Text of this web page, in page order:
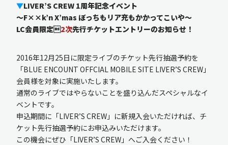
新規入会 ログイン
▼LIVER’S CREW 1周年記念イベント
～F××k’n X’mas ぼっちもリア充もかかってこいや～
LC会員限定2次先行チケットエントリーのお知らせ！
2016年12月25日に限定ライブのチケット先行抽選予約を
「BLUE ENCOUNT OFFCIAL MOBILE SITE LIVER’S CREW」
会員様を対象に実施いたします。
通常のライブではやらないことを盛り込んだスペシャルなイ
ベントです。
申込期間に「LIVER’S CREW」に新規入会いただければ、チ
ケット先行抽選予約にお申込みいただけます。
この機会にぜひ「LIVER’S CREW」へご入会ください！